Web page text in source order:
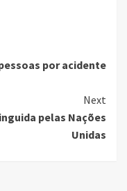
por acidente
Next
pelas Nações
Unidas